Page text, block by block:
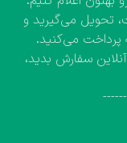
تحویل می‌گیرید و
پرداخت می‌کنید.
سفارش بدید،